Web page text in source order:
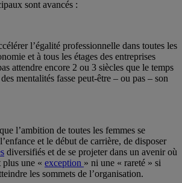
sont avancés :
l’égalité professionnelle dans toutes les
et à tous les étages des entreprises
attendre encore 2 ou 3 siècles que le temps
mentalités fasse peut-être – ou pas – son
l’ambition de toutes les femmes se
et le début de carrière, de disposer
diversifiés et de se projeter dans un avenir où
plus une « exception » ni une « rareté » si
les sommets de l’organisation.